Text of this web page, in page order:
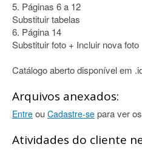
5. Páginas 6 a 12
Substituir tabelas
6. Página 14
Substituir foto + Incluir nova foto
Catálogo aberto disponível em
Arquivos anexados:
Entre ou Cadastre-se para ver
Atividades do cliente